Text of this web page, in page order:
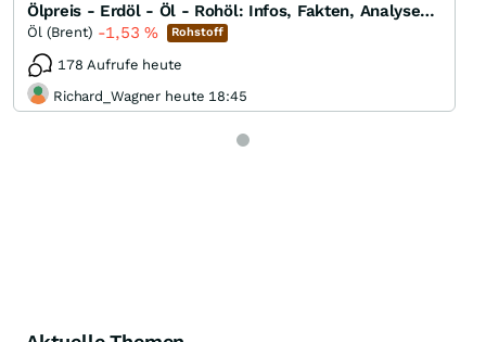
Ölpreis - Erdöl - Öl - Rohöl: Infos, Fakten, Analysen, Charts und Ausblick
Öl (Brent) -1,53 % Rohstoff
178 Aufrufe heute
Richard_Wagner heute 18:45